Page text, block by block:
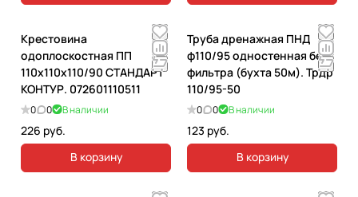
Крестовина
одоплоскостная ПП
110х110х110/90 СТАНДАРТ
КОНТУР. 072601110511
0 0 В наличии
226 руб.
В корзину
Труба дренажная ПНД
ф110/95 одностенная без
фильтра (бухта 50м). Трдр
110/95-50
0 0 В наличии
123 руб.
В корзину